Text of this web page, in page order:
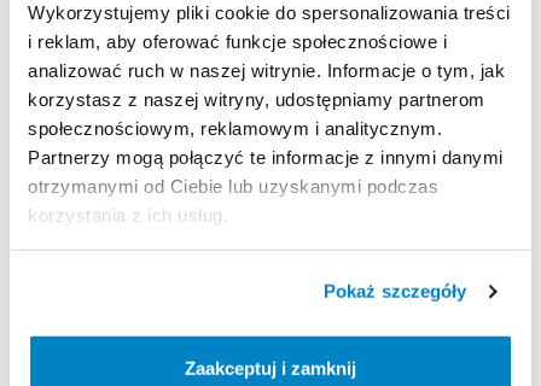
Wykorzystujemy pliki cookie do spersonalizowania treści
i reklam, aby oferować funkcje społecznościowe i
analizować ruch w naszej witrynie. Informacje o tym, jak
korzystasz z naszej witryny, udostępniamy partnerom
społecznościowym, reklamowym i analitycznym.
Partnerzy mogą połączyć te informacje z innymi danymi
otrzymanymi od Ciebie lub uzyskanymi podczas
korzystania z ich usług.
Pokaż szczegóły
Zaakceptuj i zamknij
Zasady wypożyczenia
REGULAMIN
Regulamin wypożyczalni
produktu